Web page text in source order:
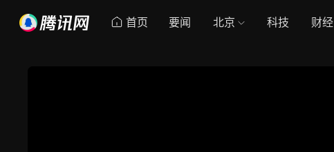
首页 要闻 北京 科技 财经